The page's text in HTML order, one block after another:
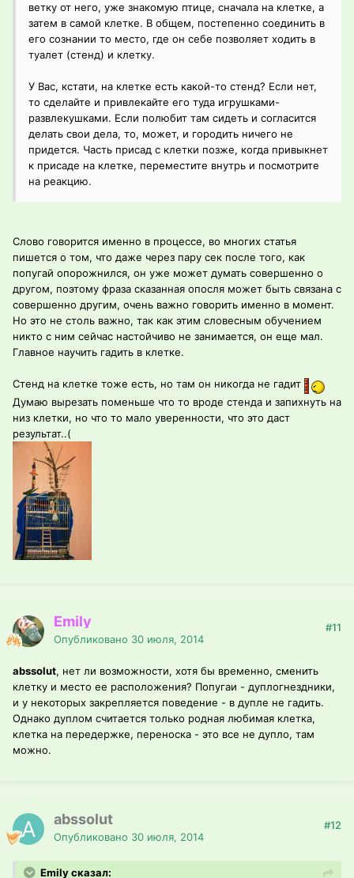
ветку от него, уже знакомую птице, сначала на клетке, а
затем в самой клетке. В общем, постепенно соединить в
его сознании то место, где он себе позволяет ходить в
туалет (стенд) и клетку.
У Вас, кстати, на клетке есть какой-то стенд? Если нет,
то сделайте и привлекайте его туда игрушками-
развлекушками. Если полюбит там сидеть и согласится
делать свои дела, то, может, и городить ничего не
придется. Часть присад с клетки позже, когда привыкнет
к присаде на клетке, переместите внутрь и посмотрите
на реакцию.
Слово говорится именно в процессе, во многих статья
пишется о том, что даже через пару сек после того, как
попугай опорожнился, он уже может думать совершенно о
другом, поэтому фраза сказанная опосля может быть связана с
совершенно другим, очень важно говорить именно в момент.
Но это не столь важно, так как этим словесным обучением
никто с ним сейчас настойчиво не занимается, он еще мал.
Главное научить гадить в клетке.
Стенд на клетке тоже есть, но там он никогда не гадит
Думаю вырезать поменьше что то вроде стенда и запихнуть на
низ клетки, но что то мало уверенности, что это даст
результат..(
Emily
Опубликовано 30 июля, 2014
#11
abssolut, нет ли возможности, хотя бы временно, сменить
клетку и место ее расположения? Попугаи - дуплогнездники,
и у некоторых закрепляется поведение - в дупле не гадить.
Однако дуплом считается только родная любимая клетка,
клетка на передержке, переноска - это все не дупло, там
можно.
abssolut
Опубликовано 30 июля, 2014
#12
Emily сказал: